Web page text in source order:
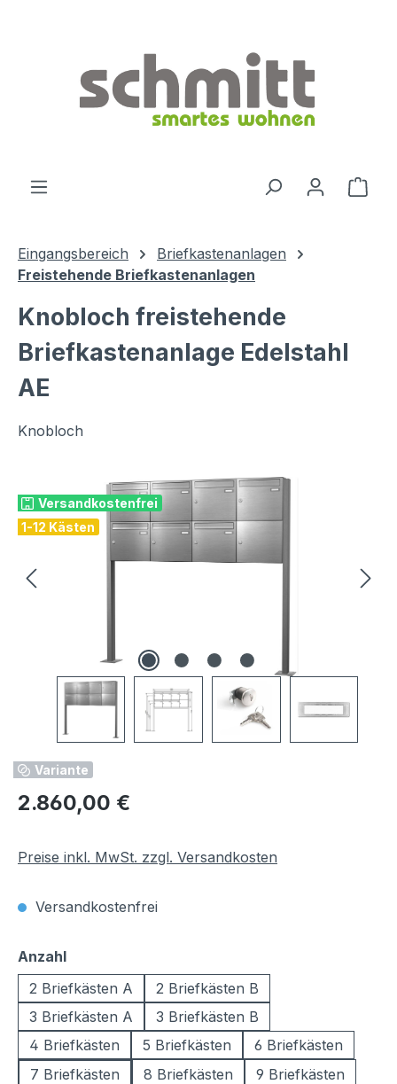
Eingangsbereich
Briefkastenanlagen
Freistehende Briefkastenanlagen
Knobloch freistehende
Briefkastenanlage Edelstahl
AE
Knobloch
Versandkostenfrei
1-12 Kästen
Variante
Regulärer Preis:
2.860,00 €
Preise inkl. MwSt. zzgl. Versandkosten
Versandkostenfrei
Anzahlauswählen
2 Briefkästen A
2 Briefkästen B
3 Briefkästen A
3 Briefkästen B
4 Briefkästen
5 Briefkästen
6 Briefkästen
7 Briefkästen
8 Briefkästen
9 Briefkästen